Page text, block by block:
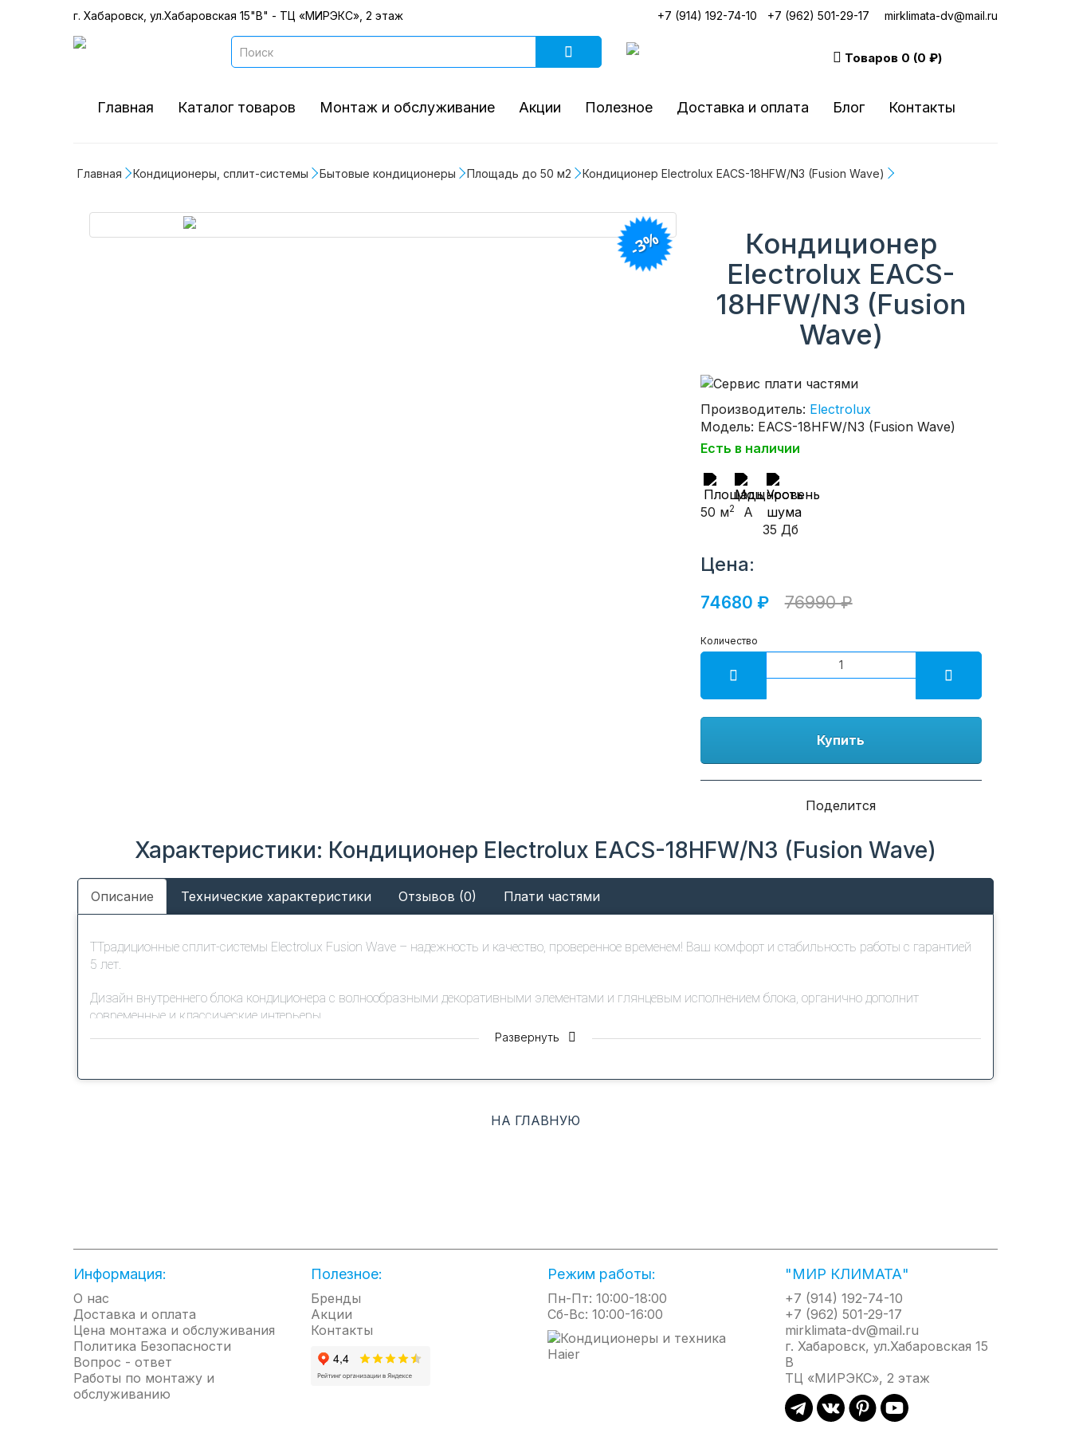
г. Хабаровск, ул.Хабаровская 15"В" - ТЦ «МИРЭКС», 2 этаж +7 (914) 192-74-10 +7 (962) 501-29-17 mirklimata-dv@mail.ru
Товаров 0 (0 ₽)
Главная Каталог товаров Монтаж и обслуживание Акции Полезное Доставка и оплата Блог Контакты
Главная Кондиционеры, сплит-системы Бытовые кондиционеры Площадь до 50 м2 Кондиционер Electrolux EACS-18HFW/N3 (Fusion Wave)
-3%
Кондиционер
Electrolux EACS-
18HFW/N3 (Fusion
Wave)
Производитель: Electrolux
Модель: EACS-18HFW/N3 (Fusion Wave)
Есть в наличии
50 м2
A
35 Дб
Цена:
74680 ₽ 76990 ₽
Количество
Купить
Поделится
Характеристики: Кондиционер Electrolux EACS-18HFW/N3 (Fusion Wave)
Описание Технические характеристики Отзывов (0) Плати частями
ТТрадиционные сплит-системы Electrolux Fusion Wave – надежность и качество, проверенное временем! Ваш комфорт и стабильность работы с гарантией
5 лет.
Дизайн внутреннего блока кондиционера с волнообразными декоративными элементами и глянцевым исполнением блока, органично дополнит
современные и классические интерьеры.
Кондиционер Electrolux Fusion Wave создаст комфортный микроклимат с высоким классом энергоэффективности А с широком диапазоне температур от
режимом, позволит поддерживать оптимальный микроклимат в нужно режиме в подходящий момент.
Долговечность работы внутреннего блока обеспечивается защитой теплообменника от коррозии с высоконадежным покрытием BlueFin.
Развернуть
НА ГЛАВНУЮ
Информация:
О нас
Доставка и оплата
Цена монтажа и обслуживания
Политика Безопасности
Вопрос - ответ
Работы по монтажу и
обслуживанию
Полезное:
Бренды
Акции
Контакты
Режим работы:
Пн-Пт: 10:00-18:00
Сб-Вс: 10:00-16:00
"МИР КЛИМАТА"
+7 (914) 192-74-10
+7 (962) 501-29-17
mirklimata-dv@mail.ru
г. Хабаровск, ул.Хабаровская 15
В
ТЦ «МИРЭКС», 2 этаж